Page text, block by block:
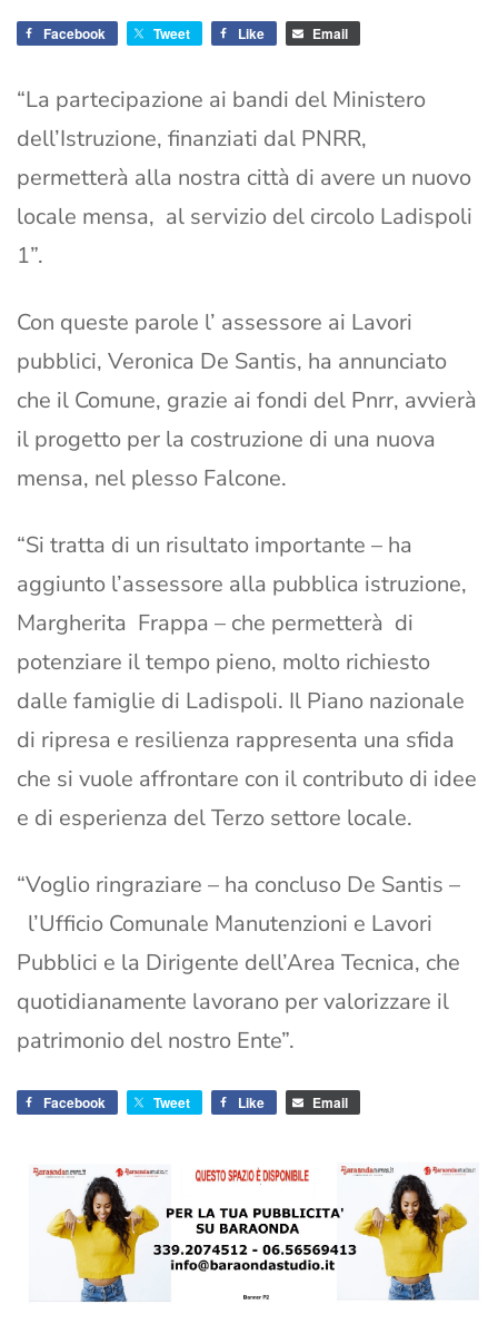
Facebook Tweet Like Email
“La partecipazione ai bandi del Ministero
dell’Istruzione, finanziati dal PNRR,
permetterà alla nostra città di avere un nuovo
locale mensa, al servizio del circolo Ladispoli
1”.
Con queste parole l’ assessore ai Lavori
pubblici, Veronica De Santis, ha annunciato
che il Comune, grazie ai fondi del Pnrr, avvierà
il progetto per la costruzione di una nuova
mensa, nel plesso Falcone.
“Si tratta di un risultato importante – ha
aggiunto l’assessore alla pubblica istruzione,
Margherita Frappa – che permetterà di
potenziare il tempo pieno, molto richiesto
dalle famiglie di Ladispoli. Il Piano nazionale
di ripresa e resilienza rappresenta una sfida
che si vuole affrontare con il contributo di idee
e di esperienza del Terzo settore locale.
“Voglio ringraziare – ha concluso De Santis –
l’Ufficio Comunale Manutenzioni e Lavori
Pubblici e la Dirigente dell’Area Tecnica, che
quotidianamente lavorano per valorizzare il
patrimonio del nostro Ente”.
Facebook Tweet Like Email